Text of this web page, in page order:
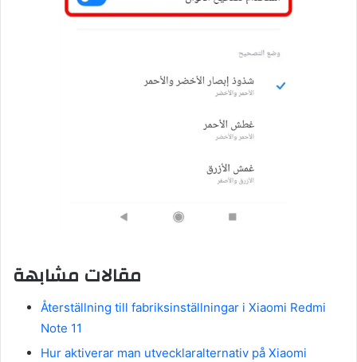
مقالات مشابهة
Återställning till fabriksinställningar i Xiaomi Redmi
Note 11
Hur aktiverar man utvecklaralternativ på Xiaomi